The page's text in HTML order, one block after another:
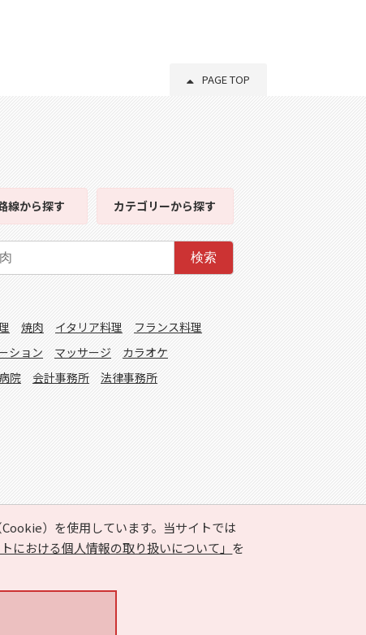
PAGE TOP
）を使用しています。当サイトでは
における個人情報の取り扱いについて」 を
線から探す カテゴリーから探す
検索
焼肉 イタリア料理
フランス料理
ション マッサージ
カラオケ
院 会計事務所 法律事務所